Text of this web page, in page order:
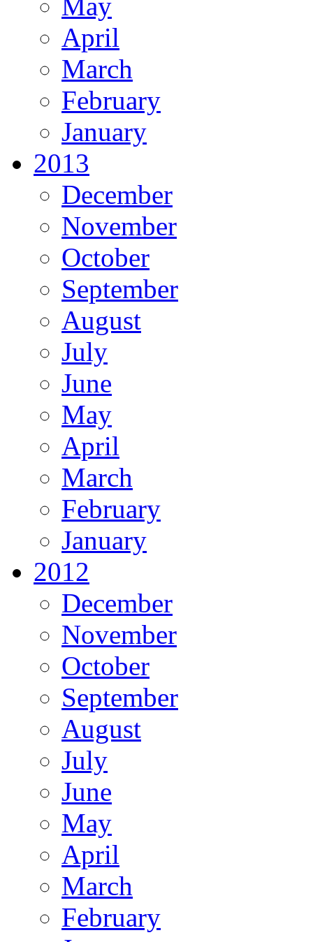
April
March
February
January
2013
December
November
October
September
August
July
June
May
April
March
February
January
2012
December
November
October
September
August
July
June
May
April
March
February